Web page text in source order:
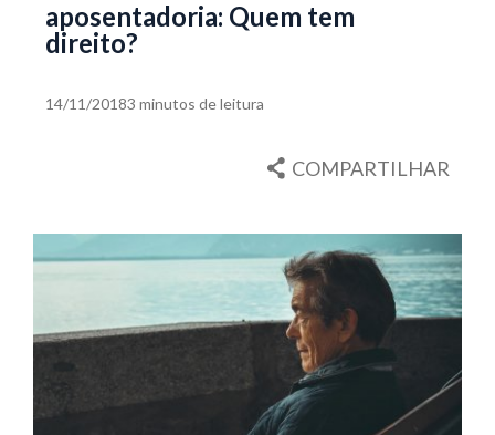
aposentadoria: Quem tem
direito?
14/11/20183 minutos de leitura
COMPARTILHAR